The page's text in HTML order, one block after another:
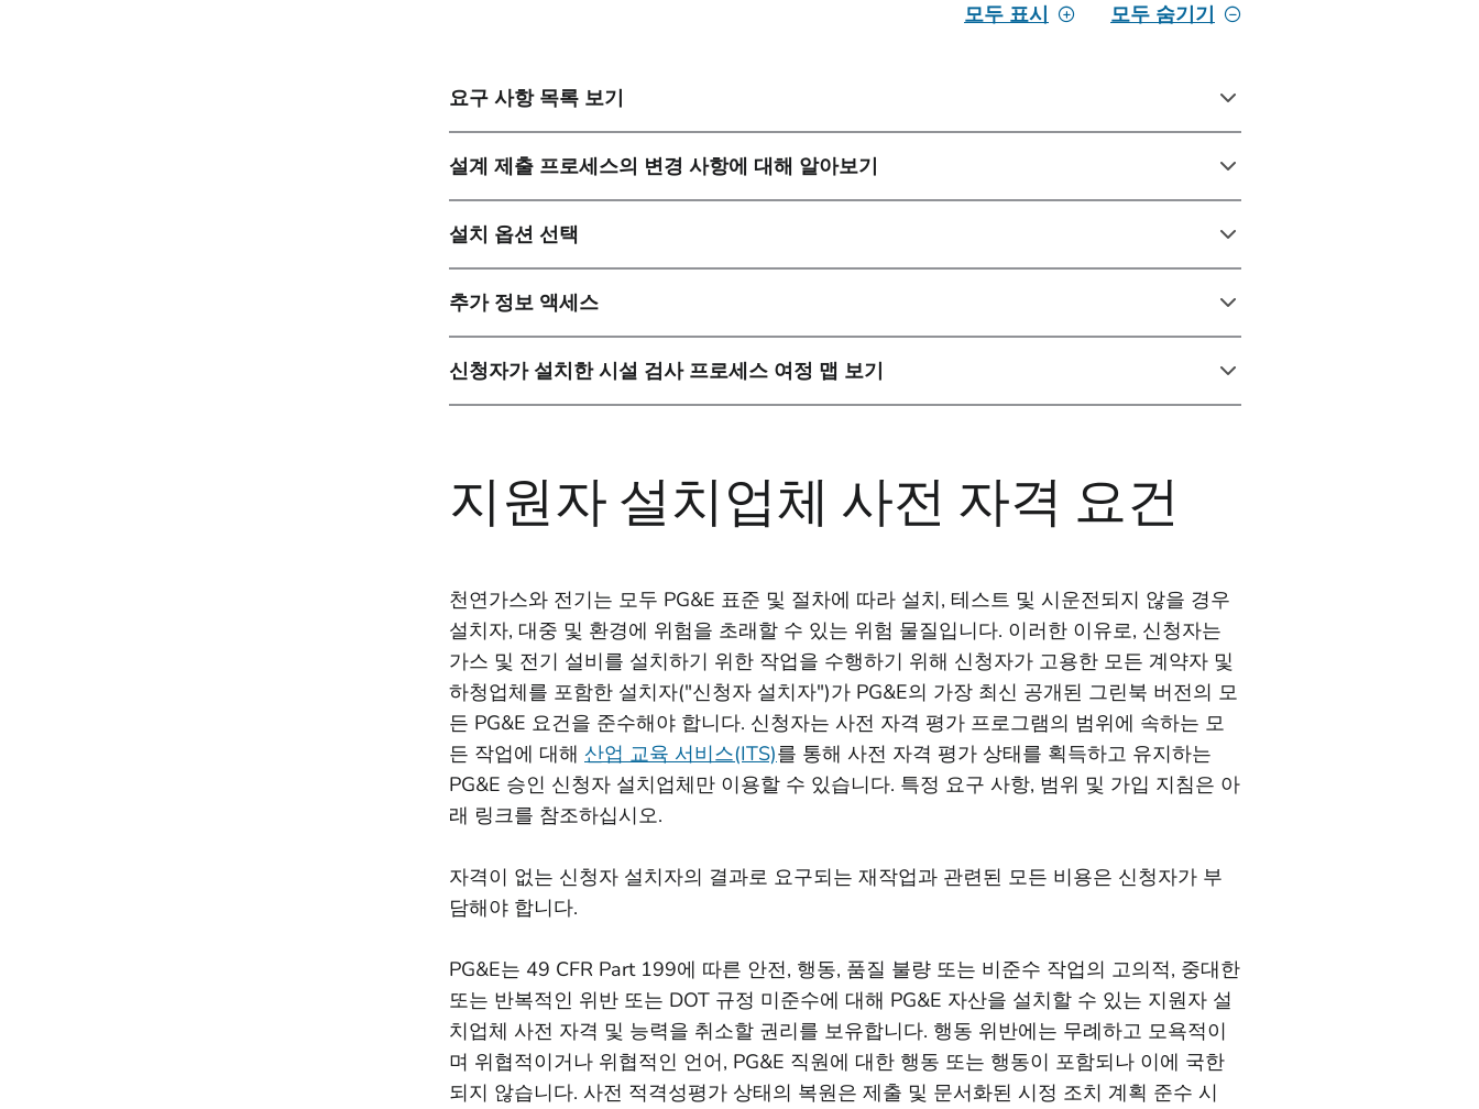
모두 표시 모두 숨기기
요구 사항 목록 보기
설계 제출 프로세스의 변경 사항에 대해 알아보기
설치 옵션 선택
추가 정보 액세스
신청자가 설치한 시설 검사 프로세스 여정 맵 보기
지원자 설치업체 사전 자격 요건
천연가스와 전기는 모두 PG&E 표준 및 절차에 따라 설치, 테스트 및 시운전되지 않을 경우
설치자, 대중 및 환경에 위험을 초래할 수 있는 위험 물질입니다. 이러한 이유로, 신청자는
가스 및 전기 설비를 설치하기 위한 작업을 수행하기 위해 신청자가 고용한 모든 계약자 및
하청업체를 포함한 설치자("신청자 설치자")가 PG&E의 가장 최신 공개된 그린북 버전의 모
든 PG&E 요건을 준수해야 합니다. 신청자는 사전 자격 평가 프로그램의 범위에 속하는 모
든 작업에 대해 산업 교육 서비스(ITS)를 통해 사전 자격 평가 상태를 획득하고 유지하는
PG&E 승인 신청자 설치업체만 이용할 수 있습니다. 특정 요구 사항, 범위 및 가입 지침은 아
래 링크를 참조하십시오.
자격이 없는 신청자 설치자의 결과로 요구되는 재작업과 관련된 모든 비용은 신청자가 부
담해야 합니다.
PG&E는 49 CFR Part 199에 따른 안전, 행동, 품질 불량 또는 비준수 작업의 고의적, 중대한
또는 반복적인 위반 또는 DOT 규정 미준수에 대해 PG&E 자산을 설치할 수 있는 지원자 설
치업체 사전 자격 및 능력을 취소할 권리를 보유합니다. 행동 위반에는 무례하고 모욕적이
며 위협적이거나 위협적인 언어, PG&E 직원에 대한 행동 또는 행동이 포함되나 이에 국한
되지 않습니다. 사전 적격성평가 상태의 복원은 제출 및 문서화된 시정 조치 계획 준수 시